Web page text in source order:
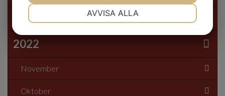
Mars
2022
November
Oktober
AVVISA ALLA